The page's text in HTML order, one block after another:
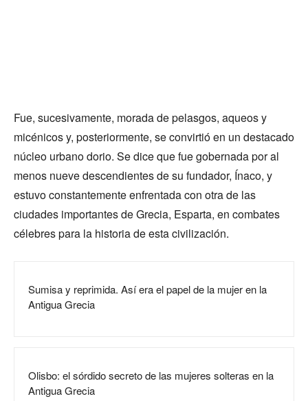
Fue, sucesivamente, morada de pelasgos, aqueos y
micénicos y, posteriormente, se convirtió en un destacado
núcleo urbano dorio. Se dice que fue gobernada por al
menos nueve descendientes de su fundador, Ínaco, y
estuvo constantemente enfrentada con otra de las
ciudades importantes de Grecia, Esparta, en combates
célebres para la historia de esta civilización.
Sumisa y reprimida. Así era el papel de la mujer en la
Antigua Grecia
Olisbo: el sórdido secreto de las mujeres solteras en la
Antigua Grecia